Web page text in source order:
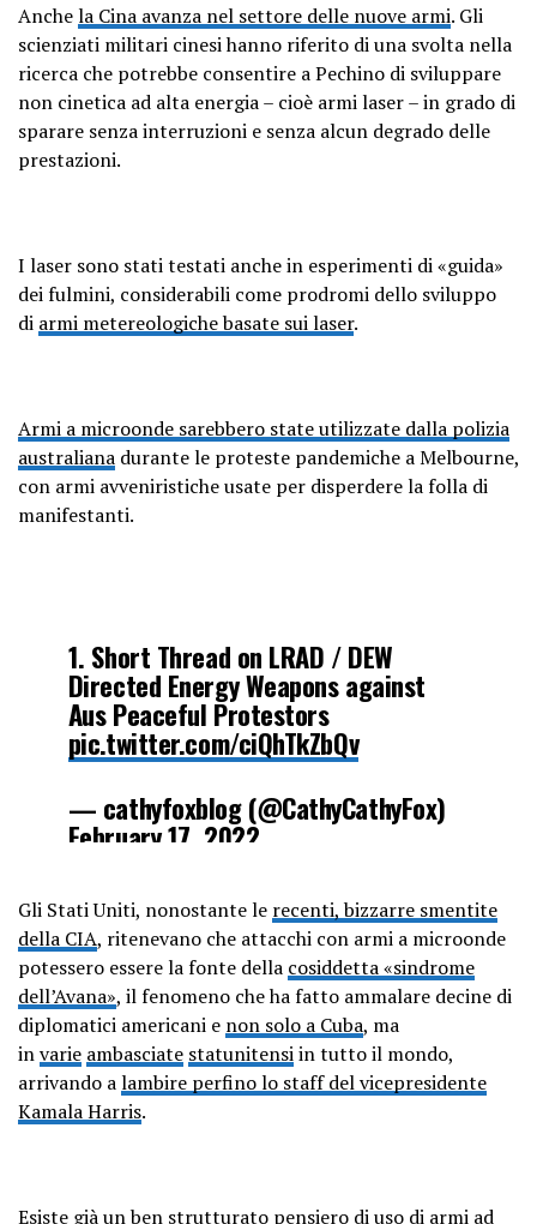
Anchela Cina avanza nel settore delle nuove armi. Gli
scienziati militari cinesi hanno riferito di una svolta nella
ricerca che potrebbe consentire a Pechino di sviluppare
non cinetica ad alta energia – cioè armi laser – in grado di
sparare senza interruzioni e senza alcun degrado delle
prestazioni.
I laser sono stati testati anche in esperimenti di «guida»
dei fulmini, considerabili come prodromi dello sviluppo
di armi metereologiche basate sui laser.
Armi a microonde sarebbero state utilizzate dalla polizia
australiana durante le proteste pandemiche a Melbourne,
con armi avveniristiche usate per disperdere la folla di
manifestanti.
1. Short Thread on LRAD / DEW
Directed Energy Weapons against
Aus Peaceful Protestors
pic.twitter.com/ciQhTkZbQv
— cathyfoxblog (@CathyCathyFox)
February 17, 2022
Gli Stati Uniti, nonostante le recenti, bizzarre smentite
della CIA, ritenevano che attacchi con armi a microonde
potessero essere la fonte della cosiddetta «sindrome
dell’Avana», il fenomeno che ha fatto ammalare decine di
diplomatici americani e non solo a Cuba, ma
invarie ambasciate statunitensiin tutto il mondo,
arrivando alambire perfino lo staff del vicepresidente
Kamala Harris.
Esiste già un ben strutturato pensiero di uso di armi ad